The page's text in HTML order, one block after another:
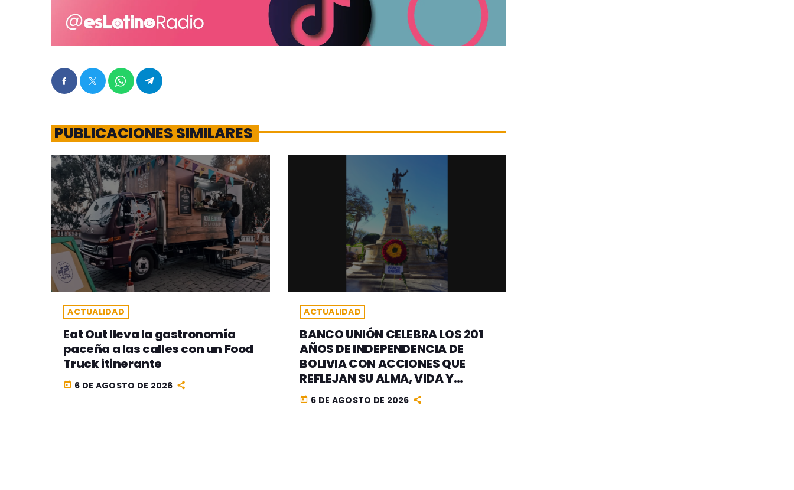
PUBLICACIONES SIMILARES
ACTUALIDAD
Eat Out lleva la gastronomía
paceña a las calles con un Food
Truck itinerante
today 6 DE AGOSTO DE 2026
ACTUALIDAD
BANCO UNIÓN CELEBRA LOS 201
AÑOS DE INDEPENDENCIA DE
BOLIVIA CON ACCIONES QUE
REFLEJAN SU ALMA, VIDA Y
CORAZÓN 100% BOLIVIANOS
today 6 DE AGOSTO DE 2026